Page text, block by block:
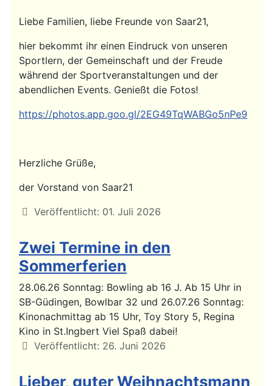
Liebe Familien, liebe Freunde von Saar21,
hier bekommt ihr einen Eindruck von unseren
Sportlern, der Gemeinschaft und der Freude
während der Sportveranstaltungen und der
abendlichen Events. Genießt die Fotos!
https://photos.app.goo.gl/2EG49TqWABGo5nPe9
Herzliche Grüße,
der Vorstand von Saar21
Details
Veröffentlicht: 01. Juli 2026
Zwei Termine in den
Sommerferien
28.06.26 Sonntag: Bowling ab 16 J. Ab 15 Uhr in
SB-Güdingen, Bowlbar 32 und 26.07.26 Sonntag:
Kinonachmittag ab 15 Uhr, Toy Story 5, Regina
Kino in St.Ingbert Viel Spaß dabei!
Details
Veröffentlicht: 26. Juni 2026
Lieber, guter Weihnachtsmann